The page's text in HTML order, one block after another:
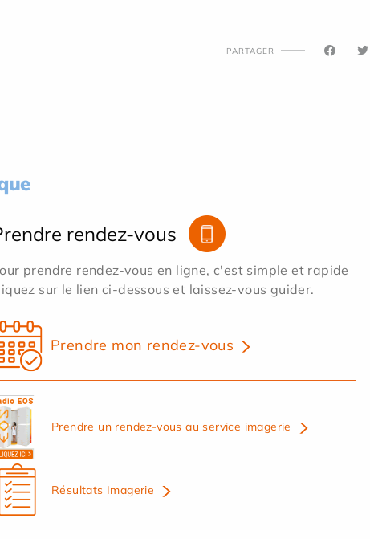
PARTAGER
rendez-vous
prendre rendez-vous en ligne, c'est simple et rapide
sur le lien ci-dessous et laissez-vous guider.
Prendre mon rendez-vous
Prendre un rendez-vous au service imagerie
Résultats Imagerie